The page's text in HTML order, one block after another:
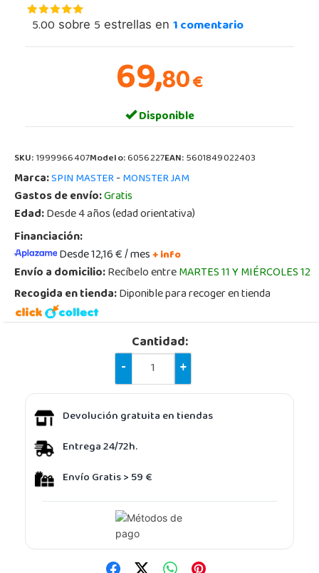
5.00 sobre 5 estrellas en 1comentario
69,80€
Disponible
SKU:1999966407Modelo:6056227EAN:5601849022403
Marca:SPIN MASTER-MONSTER JAM
Gastos de envío:Gratis
Edad:Desde 4 años (edad orientativa)
Financiación:
Desde 12,16 € / mes+ info
Envío a domicilio:Recíbelo entreMARTES 11 Y MIÉRCOLES 12
Recogida en tienda:Diponible para recoger en tienda
Cantidad:
-
+
Devolución gratuita en tiendas
Entrega 24/72h.
Envío Gratis > 59 €